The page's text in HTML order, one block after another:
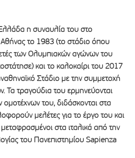
Ελλάδα η συναυλία του στο
το 1983 (το στάδιο όπου
των Ολυμπιακών αγώνων του
και το καλοκαίρι του 2017
Στάδιο με την συμμετοχή
Τα τραγούδια του ερμηνεύονται
του, διδάσκονται στα
μελέτες για το έργο του και
μεταφρασμένοι στα ιταλικά από την
του Πανεπιστημίου Sapienza